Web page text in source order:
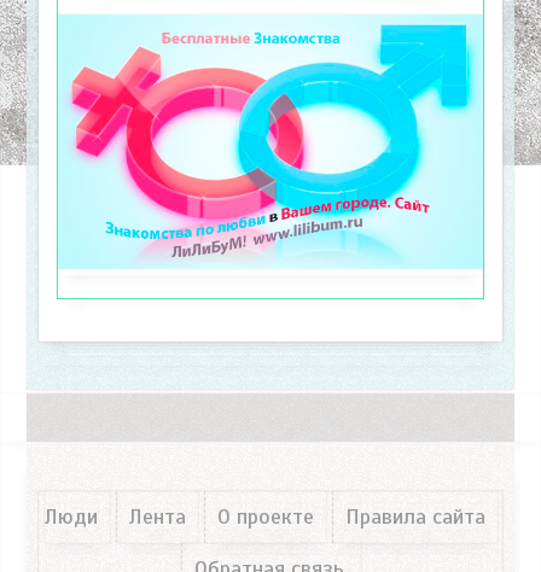
Люди Лента О проекте
Правила сайта